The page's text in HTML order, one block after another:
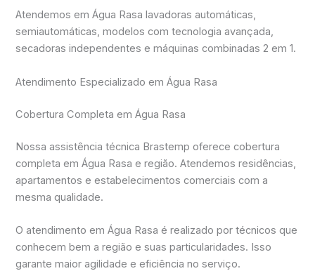
Atendemos em Água Rasa lavadoras automáticas,
semiautomáticas, modelos com tecnologia avançada,
secadoras independentes e máquinas combinadas 2 em 1.
Atendimento Especializado em Água Rasa
Cobertura Completa em Água Rasa
Nossa assistência técnica Brastemp oferece cobertura
completa em Água Rasa e região. Atendemos residências,
apartamentos e estabelecimentos comerciais com a
mesma qualidade.
O atendimento em Água Rasa é realizado por técnicos que
conhecem bem a região e suas particularidades. Isso
garante maior agilidade e eficiência no serviço.